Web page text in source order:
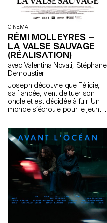
CINEMA
RÉMI MOLLEYRES –
LA VALSE SAUVAGE
(RÉALISATION)
avec Valentina Novati, Stéphane
Demoustier
Joseph découvre que Félicie,
sa fiancée, vient de tuer son
oncle et est décidée à fuir. Un
monde s’écroule pour le jeune